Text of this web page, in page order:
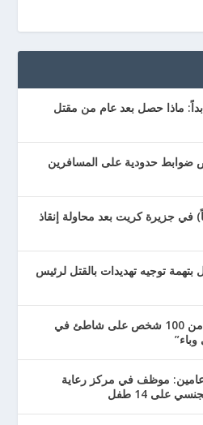
ماذا حصل بعد عام من مقتل
ضوابط حدودية على المسافرين
هولندية (42 عاماً) في جزيرة كريت بعد محاولة إنقاذ
بتهمة توجيه تهديدات بالقتل لرئيس
قنديل بحر ملون يلسع أكثر من 100 شخص على شاطئ في
وباء”
موظف في مركز رعاية
على 14 طفل